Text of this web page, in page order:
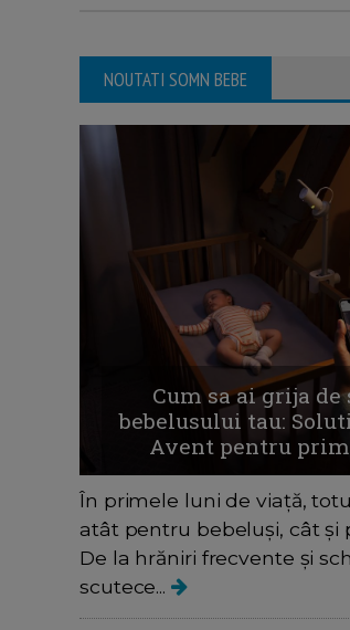
NOUTATI SOMN BEBE
Cum sa ai grija
bebelusului tau:
Avent pentru
În primele luni de viață,
atât pentru bebeluși, cât și
De la hrăniri frecvente și
scutece...